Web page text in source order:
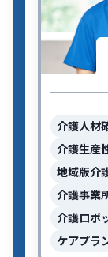
介護人材
介護生産
地域版介
介護事業
介護ロボ
ケアプラ